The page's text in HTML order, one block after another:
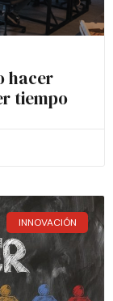
hacer
tiempo
INNOVACIÓN